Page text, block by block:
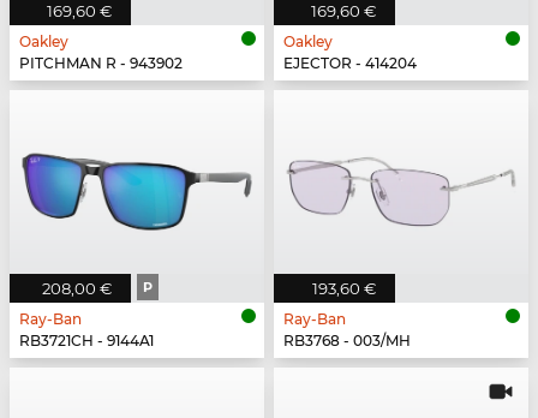
169,60 €
Oakley
PITCHMAN R - 943902
169,60 €
Oakley
EJECTOR - 414204
208,00 € P
Ray-Ban
RB3721CH - 9144A1
193,60 €
Ray-Ban
RB3768 - 003/MH